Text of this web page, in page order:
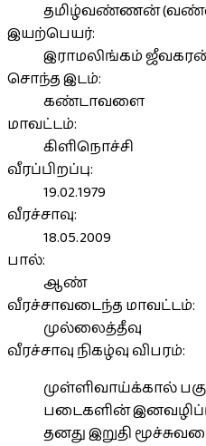
தமிழ்வண்ணன்
இயற்பெயர்:
இராமலிங்கம்
சொந்த இடம்:
கண்டாவளை
மாவட்டம்:
கிளிநொச்சி
வீரப்பிறப்பு:
19.02.1979
வீரச்சாவு:
18.05.2009
பால்:
ஆண்
வீரச்சாவடைந்த மாவட்டம்:
முல்லைத்தீவு
வீரச்சாவு நிகழ்வு விபரம்:
முள்ளிவாய்க்கால்
படைகளின்
தனது இறுதி